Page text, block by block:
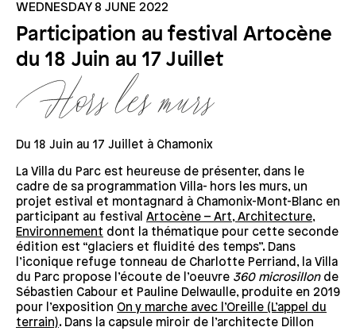
WEDNESDAY 8 JUNE 2022
Participation au festival Artocène
du 18 Juin au 17 Juillet
Du 18 Juin au 17 Juillet à Chamonix
La Villa du Parc est heureuse de présenter, dans le
cadre de sa programmation Villa- hors les murs, un
projet estival et montagnard à Chamonix-Mont-Blanc en
participant au festival Artocène – Art, Architecture,
Environnement dont la thématique pour cette seconde
édition est “glaciers et fluidité des temps”. Dans
l’iconique refuge tonneau de Charlotte Perriand, la Villa
du Parc propose l’écoute de l’oeuvre 360 microsillonde
Sébastien Cabour et Pauline Delwaulle, produite en 2019
pour l’exposition On y marche avec l’Oreille (L’appel du
terrain). Dans la capsule miroir de l’architecte Dillon